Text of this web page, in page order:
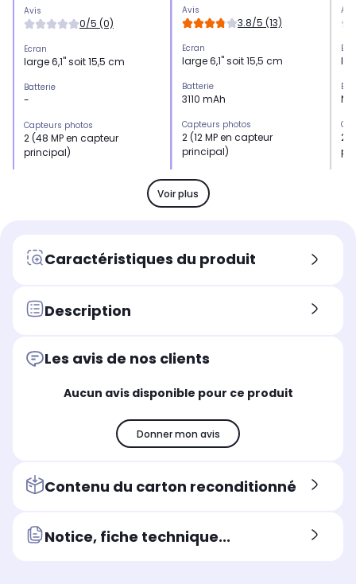
Avis
0/5 (0)
Ecran
large 6,1" soit 15,5 cm
Batterie
-
Capteurs photos
2 (48 MP en capteur
principal)
Résolution
48 mégapixels+ 12
Taille de l'écran (diagonale, en
pouces)
Résolution de l'écran
2556 x 1179 pixels
Type d'écran
Avis
3.8/5 (13)
Ecran
large 6,1" soit 15,5 cm
Batterie
3110 mAh
Capteurs photos
2 (12 MP en capteur
principal)
Mémoire RAM
4 Go
Résolution
12 mégapixels
Résolution de l'écran
2532 x 1170 pixels
Type d'écran
Technologie de l'écran
Super Retina XDR
2
Voir plus
Caractéristiques du produit
Description
Les avis de nos clients
Aucun avis disponible pour ce produit
Donner mon avis
Contenu du carton reconditionné
Notice, fiche technique...